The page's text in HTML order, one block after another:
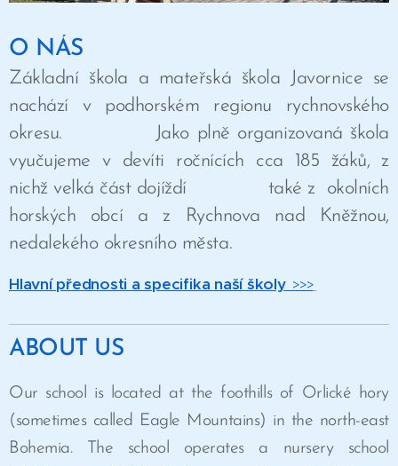
O NÁS
Základní škola a mateřská škola Javornice se
nachází v podhorském regionu rychnovského
okresu. Jako plně organizovaná škola
vyučujeme v devíti ročnících cca 185 žáků, z
nichž velká část dojíždí také z okolních
horských obcí a z Rychnova nad Kněžnou,
nedalekého okresního města.
Hlavní přednosti a specifika naší školy>>>
ABOUT US
Our school is located at the foothills of Orlické hory
(sometimes called Eagle Mountains) in the north-east
Bohemia. The school operates a nursery school